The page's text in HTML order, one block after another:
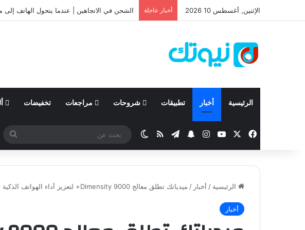
الإثنين, أغسطس 10 2026 أخبار عاجلة نيسان تعلن نتائجها المالية للربع الأول من السنة المالية 2026 وتؤكد توقعاتها
الرئيسية أخبار تطبيقات شروحات مراجعات تخفيضات
فيسبوك ‫YouTubeانستقرامسناب تشات
تيلقرامملخص الموقع RSS
الوضع المظلم
بحث
عن
الرئيسية / أخبار / ميدياتك تطلق معالج Dimensity 9000+ لتعزيز أداء الهواتف الذكية الرائدة
أخبار